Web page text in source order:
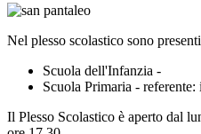
Nel plesso scolastico sono
Scuola dell'Infanzia -
Scuola Primaria -
Il Plesso Scolastico è aperto dal